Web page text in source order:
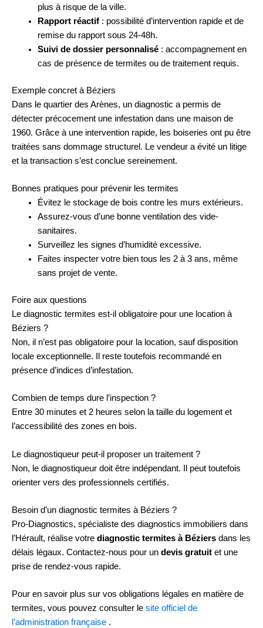
plus à risque de la ville.
Rapport réactif: possibilité d’intervention rapide et de
remise du rapport sous 24-48h.
Suivi de dossier personnalisé: accompagnement en
cas de présence de termites ou de traitement requis.
Exemple concret à Béziers
Dans le quartier des Arènes, un diagnostic a permis de
détecter précocement une infestation dans une maison de
1960. Grâce à une intervention rapide, les boiseries ont pu être
traitées sans dommage structurel. Le vendeur a évité un litige
et la transaction s’est conclue sereinement.
Bonnes pratiques pour prévenir les termites
Évitez le stockage de bois contre les murs extérieurs.
Assurez-vous d’une bonne ventilation des vide-
sanitaires.
Surveillez les signes d’humidité excessive.
Faites inspecter votre bien tous les 2 à 3 ans, même
sans projet de vente.
Foire aux questions
Le diagnostic termites est-il obligatoire pour une location à
Béziers ?
Non, il n’est pas obligatoire pour la location, sauf disposition
locale exceptionnelle. Il reste toutefois recommandé en
présence d’indices d’infestation.
Combien de temps dure l’inspection ?
Entre 30 minutes et 2 heures selon la taille du logement et
l’accessibilité des zones en bois.
Le diagnostiqueur peut-il proposer un traitement ?
Non, le diagnostiqueur doit être indépendant. Il peut toutefois
orienter vers des professionnels certifiés.
Besoin d’un diagnostic termites à Béziers ?
Pro-Diagnostics, spécialiste des diagnostics immobiliers dans
l’Hérault, réalise votre diagnostic termites à Béziers dans les
délais légaux. Contactez-nous pour un devis gratuit et une
prise de rendez-vous rapide.
Pour en savoir plus sur vos obligations légales en matière de
termites, vous pouvez consulter le site officiel de
l’administration française .